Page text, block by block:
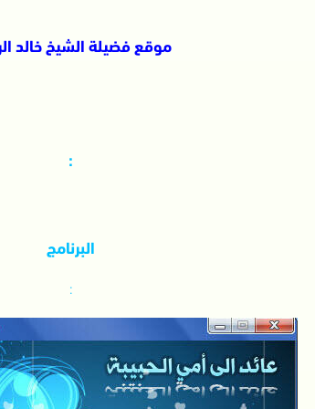
موقع فضيلة الشيخ خالد
:
البرنامج
: